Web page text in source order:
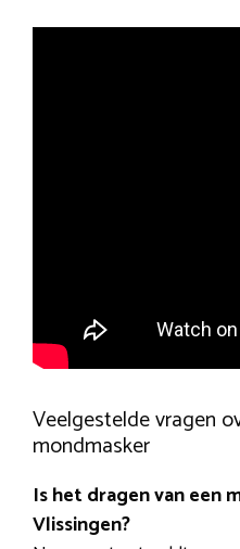
Veelgestelde vragen
mondmasker
Is het dragen van een
Vlissingen?